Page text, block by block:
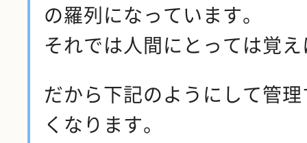
の羅列になっています。
それでは人間にとっては覚
だから下記のようにして管
くなります。